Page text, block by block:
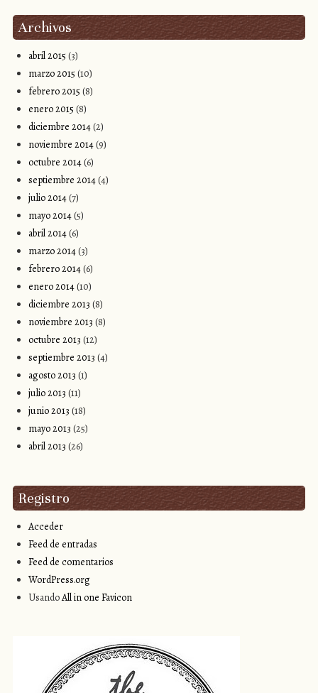
Archivos
abril 2015 (3)
marzo 2015 (10)
febrero 2015 (8)
enero 2015 (8)
diciembre 2014(2)
noviembre 2014(9)
octubre 2014(6)
septiembre 2014(4)
julio 2014(7)
mayo 2014(5)
abril 2014(6)
marzo 2014(3)
febrero 2014(6)
enero 2014(10)
diciembre 2013 (8)
noviembre 2013 (8)
octubre 2013 (12)
septiembre 2013 (4)
agosto 2013 (1)
julio 2013 (11)
junio 2013 (18)
mayo 2013 (25)
abril 2013 (26)
Registro
Acceder
Feed de entradas
Feed de comentarios
WordPress.org
UsandoAll in one Favicon